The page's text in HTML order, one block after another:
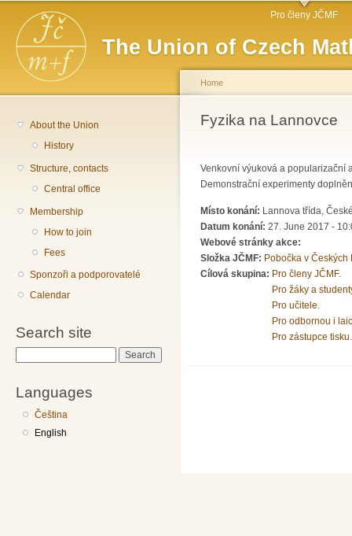
The Union of Czech
Main menu Pro členy JČMF
About the Union
History
Structure, contacts
Central office
Membership
How to join
Fees
Sponzoři a podporovatelé
Calendar
Search site
Languages
Čeština
English
You are here
Home
Fyzika na Lannovce
Venkovní výuková a popularizační
Demonstrační experimenty
Místo konání: Lannova třída,
Datum konání: 27. June 2017 -
Webové stránky akce:
Složka JČMF: Pobočka v
Cílová skupina: Pro členy JČMF.
Pro žáky a
Pro učitele.
Pro odbornou i
Pro zástupce tisku.